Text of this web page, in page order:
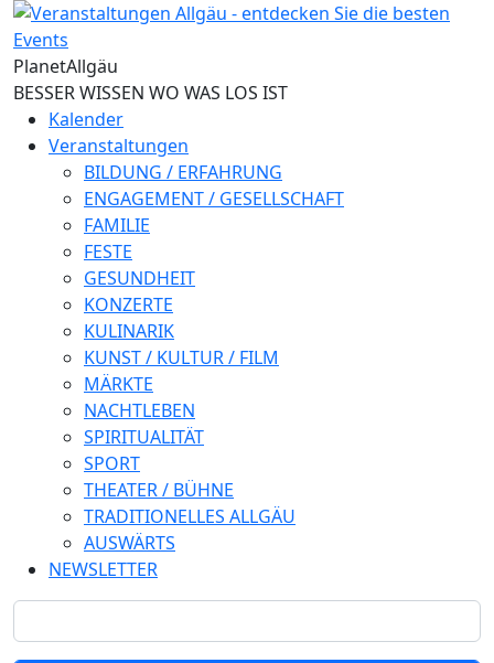
Direkt zum Inhalt
PlanetAllgäu
BESSER WISSEN WO WAS LOS IST
Kalender
Veranstaltungen
BILDUNG / ERFAHRUNG
ENGAGEMENT / GESELLSCHAFT
FAMILIE
FESTE
GESUNDHEIT
KONZERTE
KULINARIK
KUNST / KULTUR / FILM
MÄRKTE
NACHTLEBEN
SPIRITUALITÄT
SPORT
THEATER / BÜHNE
TRADITIONELLES ALLGÄU
AUSWÄRTS
NEWSLETTER